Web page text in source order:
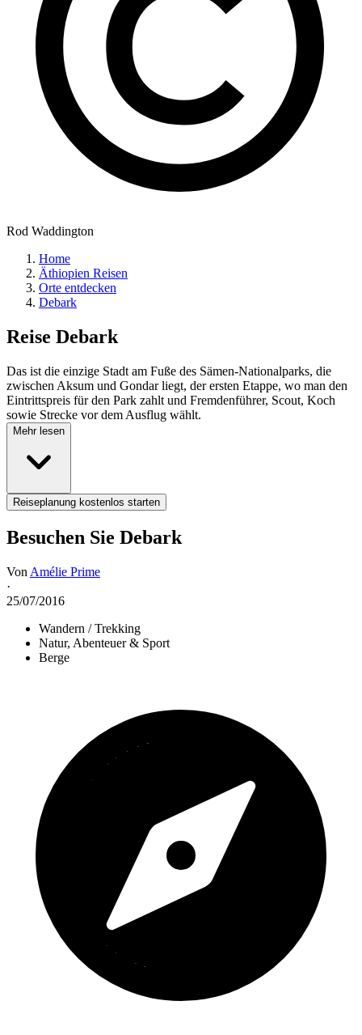
Rod Waddington
Home
Äthiopien Reisen
Orte entdecken
Debark
Reise Debark
Das ist die einzige Stadt am Fuße des Sämen-Nationalparks, die
zwischen Aksum und Gondar liegt, der ersten Etappe, wo man den
Eintrittspreis für den Park zahlt und Fremdenführer, Scout, Koch
sowie Strecke vor dem Ausflug wählt.
Mehr lesen
Reiseplanung kostenlos starten
Besuchen Sie Debark
Von Amélie Prime
·
25/07/2016
Wandern / Trekking
Natur, Abenteuer & Sport
Berge